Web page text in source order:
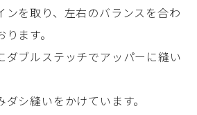
ンを取り、左右のバランスを合わ
ます。
ダブルステッチでアッパーに縫い
シ縫いをかけています。